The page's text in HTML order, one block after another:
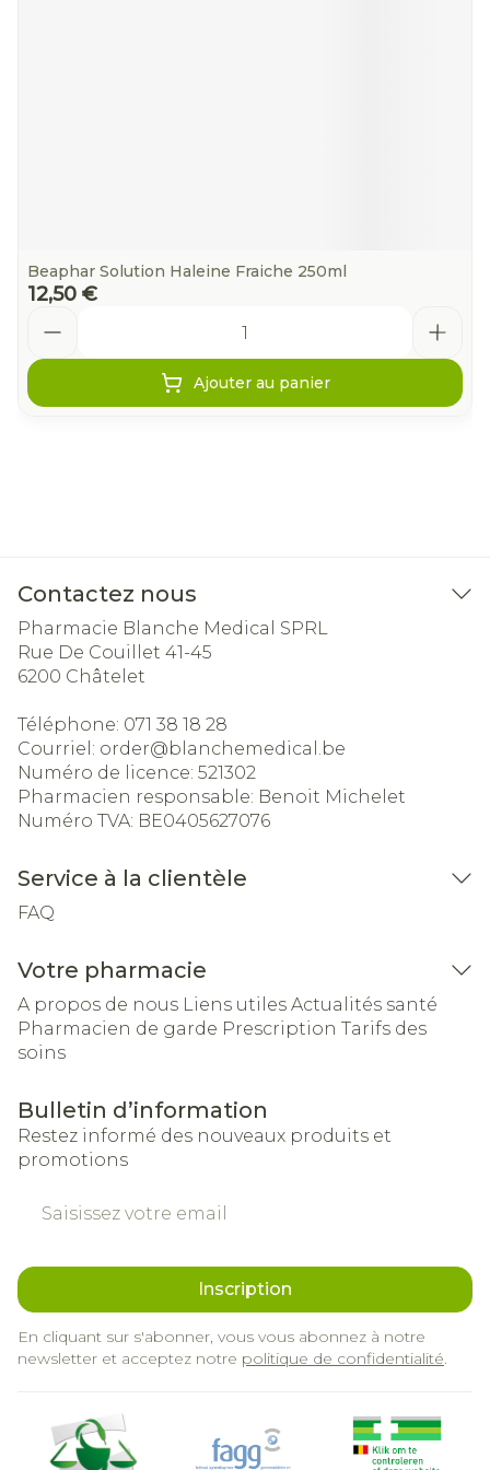
Beaphar Solution Haleine Fraiche 250ml
12,50 €
Ajouter au panier
Contactez nous
Pharmacie Blanche Medical SPRL
Rue De Couillet 41-45
6200 Châtelet
Téléphone: 071 38 18 28
Courriel: order@blanchemedical.be
Numéro de licence: 521302
Pharmacien responsable: Benoit Michelet
Numéro TVA: BE0405627076
Service à la clientèle
FAQ
Votre pharmacie
A propos de nous Liens utiles Actualités santé
Pharmacien de garde Prescription Tarifs des
soins
Bulletin d’information
Restez informé des nouveaux produits et
promotions
Inscription
En cliquant sur s'abonner, vous vous abonnez à notre
newsletter et acceptez notre politique de confidentialité.